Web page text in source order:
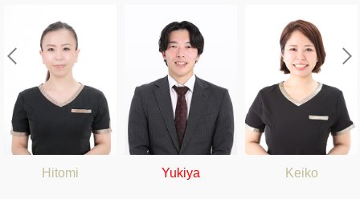
Hitomi Yukiya Keiko